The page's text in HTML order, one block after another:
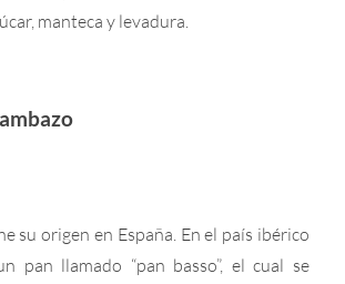
manteca y levadura.
su origen en España. En el país ibérico
pan llamado “pan basso”, el cual se